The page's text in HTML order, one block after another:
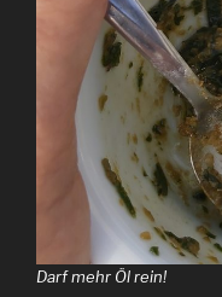
Darf mehr Öl rein!